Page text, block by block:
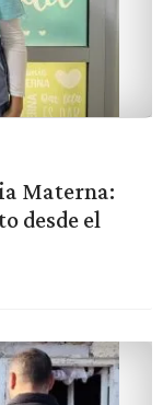
Materna:
desde el